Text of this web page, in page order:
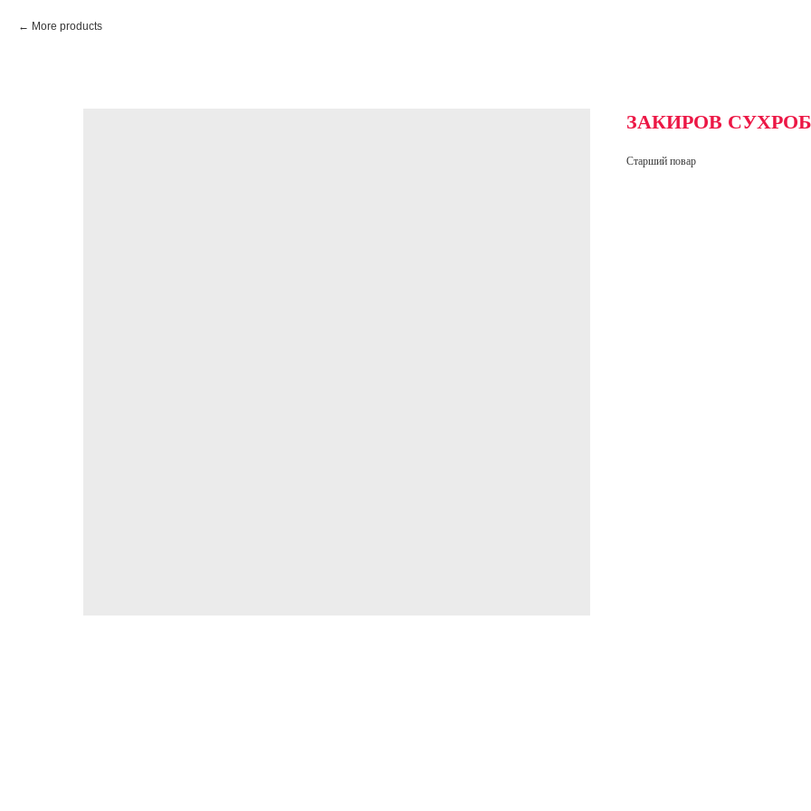
More products
ЗАКИРОВ СУХРОБ
Старший повар